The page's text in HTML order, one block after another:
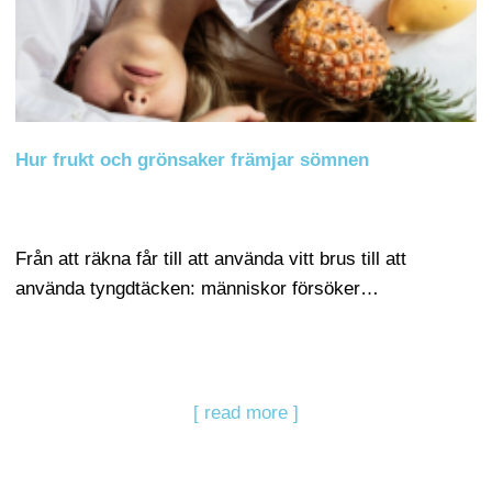
Hur frukt och grönsaker främjar sömnen
Från att räkna får till att använda vitt brus till att
använda tyngdtäcken: människor försöker…
[ read more ]